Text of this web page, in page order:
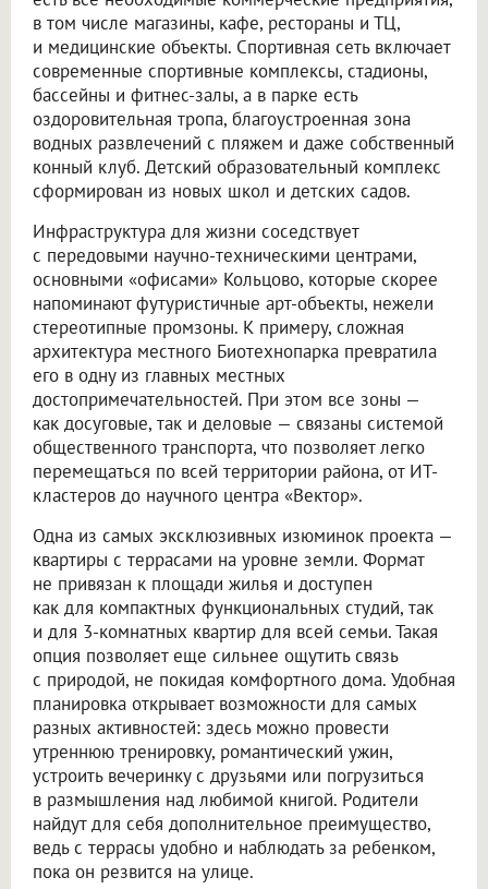
в том числе магазины, кафе, рестораны и ТЦ,
и медицинские объекты. Спортивная сеть включает
современные спортивные комплексы, стадионы,
бассейны и фитнес-залы, а в парке есть
оздоровительная тропа, благоустроенная зона
водных развлечений с пляжем и даже собственный
конный клуб. Детский образовательный комплекс
сформирован из новых школ и детских садов.
Инфраструктура для жизни соседствует
с передовыми научно-техническими центрами,
основными «офисами» Кольцово, которые скорее
напоминают футуристичные арт-объекты, нежели
стереотипные промзоны. К примеру, сложная
архитектура местного Биотехнопарка превратила
его в одну из главных местных
достопримечательностей. При этом все зоны —
как досуговые, так и деловые — связаны системой
общественного транспорта, что позволяет легко
перемещаться по всей территории района, от ИТ-
кластеров до научного центра «Вектор».
Одна из самых эксклюзивных изюминок проекта —
квартиры с террасами на уровне земли. Формат
не привязан к площади жилья и доступен
как для компактных функциональных студий, так
и для 3-комнатных квартир для всей семьи. Такая
опция позволяет еще сильнее ощутить связь
с природой, не покидая комфортного дома. Удобная
планировка открывает возможности для самых
разных активностей: здесь можно провести
утреннюю тренировку, романтический ужин,
устроить вечеринку с друзьями или погрузиться
в размышления над любимой книгой. Родители
найдут для себя дополнительное преимущество,
ведь с террасы удобно и наблюдать за ребенком,
пока он резвится на улице.